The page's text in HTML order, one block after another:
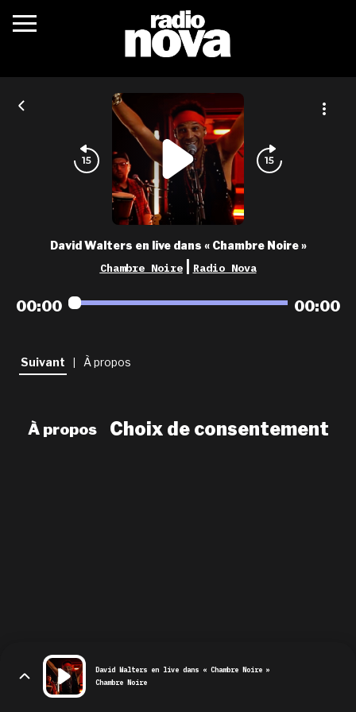
c’était quoi ?
actualités
podcasts
fréquences
nova aime
les grilles
playlists
newsletter
David Walters en live dans « Chambre Noire »
Chambre Noire Radio Nova
00:00 00:00
Suivant À propos
À propos Choix de consentement
David Walters en live dans « Chambre Noire »
Chambre Noire